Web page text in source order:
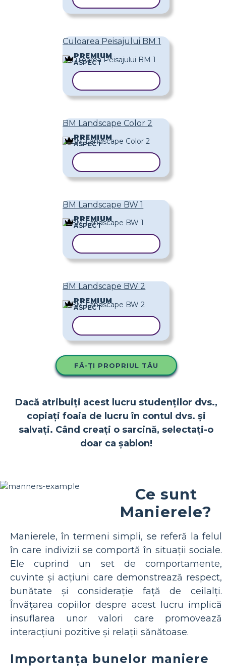
Culoarea Peisajului BM 1
PREMIUM
ASPECT
BM Landscape Color 2
PREMIUM
ASPECT
BM Landscape BW 1
PREMIUM
ASPECT
BM Landscape BW 2
PREMIUM
ASPECT
FĂ-ȚI PROPRIUL TĂU
Dacă atribuiți acest lucru studenților dvs.,
copiați foaia de lucru în contul dvs. și
salvați. Când creați o sarcină, selectați-o
doar ca șablon!
Ce sunt
Manierele?
Manierele, în termeni simpli, se referă la felul
în care indivizii se comportă în situații sociale.
Ele cuprind un set de comportamente,
cuvinte și acțiuni care demonstrează respect,
bunătate și considerație față de ceilalți.
Învățarea copiilor despre acest lucru implică
insuflarea unor valori care promovează
interacțiuni pozitive și relații sănătoase.
Importanța bunelor maniere